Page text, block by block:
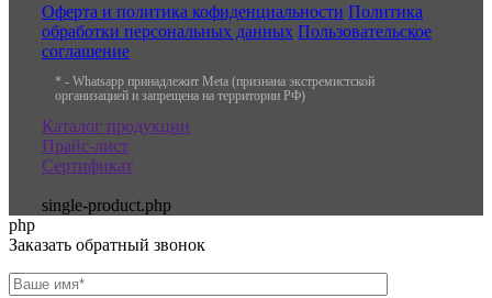
Оферта и политика кофиденциальности Политика
обработки персональных данных Пользовательское
соглашение
* - Whatsapp принадлежит Meta (признана экстремистской
организацией и запрещена на территории РФ)
Каталог продукции
Прайс-лист
Сертификат
single-product.php
php
Заказать обратный звонок